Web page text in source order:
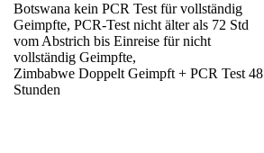
Botswana kein PCR Test für vollständig
Geimpfte, PCR-Test nicht älter als 72 Std
vom Abstrich bis Einreise für nicht
vollständig Geimpfte,
Zimbabwe Doppelt Geimpft + PCR Test 48
Stunden